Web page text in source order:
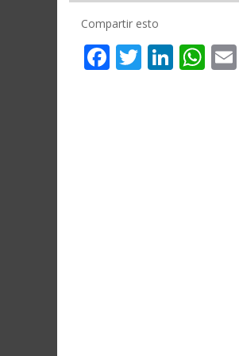
Compartir esto
Facebook
Twitter